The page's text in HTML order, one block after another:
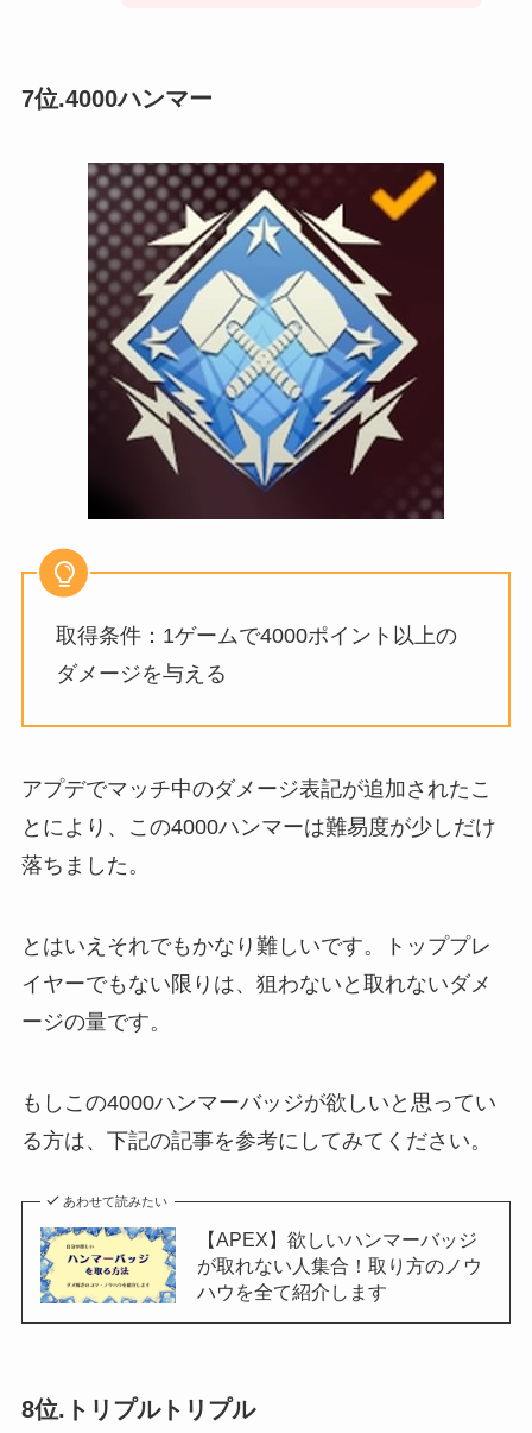
7位.4000ハンマー
取得条件：1ゲームで4000ポイント以上の
ダメージを与える
アプデでマッチ中のダメージ表記が追加されたこ
とにより、この4000ハンマーは難易度が少しだけ
落ちました。
とはいえそれでもかなり難しいです。トッププレ
イヤーでもない限りは、狙わないと取れないダメ
ージの量です。
もしこの4000ハンマーバッジが欲しいと思ってい
る方は、下記の記事を参考にしてみてください。
あわせて読みたい
【APEX】欲しいハンマーバッジ
が取れない人集合！取り方のノウ
ハウを全て紹介します
8位.トリプルトリプル